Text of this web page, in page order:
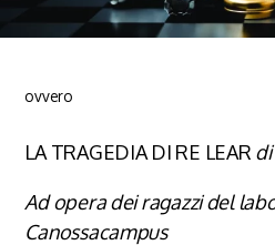
ovvero
LA TRAGEDIA DI RE LEAR
Ad opera dei ragazzi del
Canossacampus